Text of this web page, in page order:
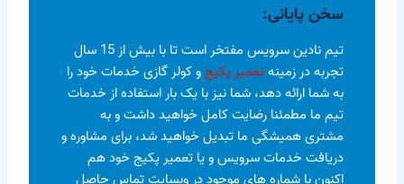
سخن پایانی:
تیم نادین سرویس مفتخر است تا با بیش از 15 سال
تجربه در زمینهتعمیر پکیجو کولر گازی خدمات خود را
به شما ارائه دهد، شما نیز با یک بار استفاده از خدمات
تیم ما مطمئنا رضایت کامل خواهید داشت و به
مشتری همیشگی ما تبدیل خواهید شد، برای مشاوره و
دریافت خدمات سرویس و یا تعمیر پکیج خود هم
اکنون با شماره های موچود در وبسایت تماس حاصل